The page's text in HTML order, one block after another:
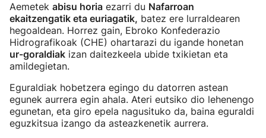
Aemetek abisu horia ezarri du Nafarroan
ekaitzengatik eta euriagatik, batez ere lurraldearen
hegoaldean. Horrez gain, Ebroko Konfederazio
Hidrografikoak (CHE) ohartarazi du igande honetan
ur-goraldiak izan daitezkeela ubide txikietan eta
amildegietan.
Eguraldiak hobetzera egingo du datorren astean
egunek aurrera egin ahala. Ateri eutsiko dio lehenengo
egunetan, eta giro epela nagusituko da, baina eguraldi
eguzkitsua izango da asteazkenetik aurrera.